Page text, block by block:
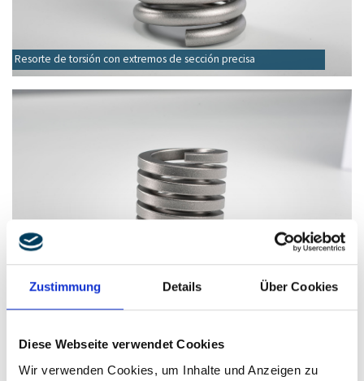
Zustimmung Details Über Cookies
Diese Webseite verwendet Cookies
Wir verwenden Cookies, um Inhalte und Anzeigen zu
Resorte de torsión con extremos de sección precisa
Resorte de torsión con sección transversal de alambre optimizada